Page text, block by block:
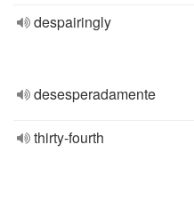
despairingly
desesperadamente
thirty-fourth